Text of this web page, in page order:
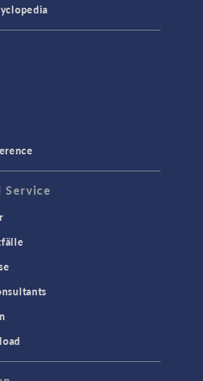
&
Elemente
AKTUELL
Wissenschaftler
Module
Service